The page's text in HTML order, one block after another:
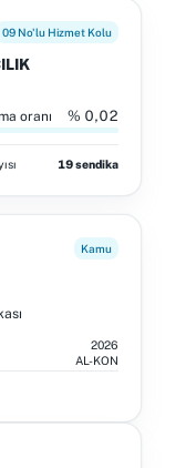
09 No'lu Hizmet Kolu
oranı % 0,02
19 sendika
Kamu
2026
AL-KON